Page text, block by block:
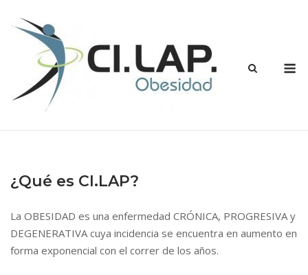
contenido
¿Qué es CI.LAP?
La OBESIDAD es una enfermedad CRÓNICA, PROGRESIVA y
DEGENERATIVA cuya incidencia se encuentra en aumento en
forma exponencial con el correr de los años.